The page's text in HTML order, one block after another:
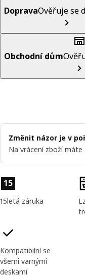
DopravaOvěřuje se
Obchodní dům
Změnit názor je v
Na vrácení zboží máte
Vlastnosti výrobku
15
15letá záruka
Kompatibilní se
všemi varnými
deskami